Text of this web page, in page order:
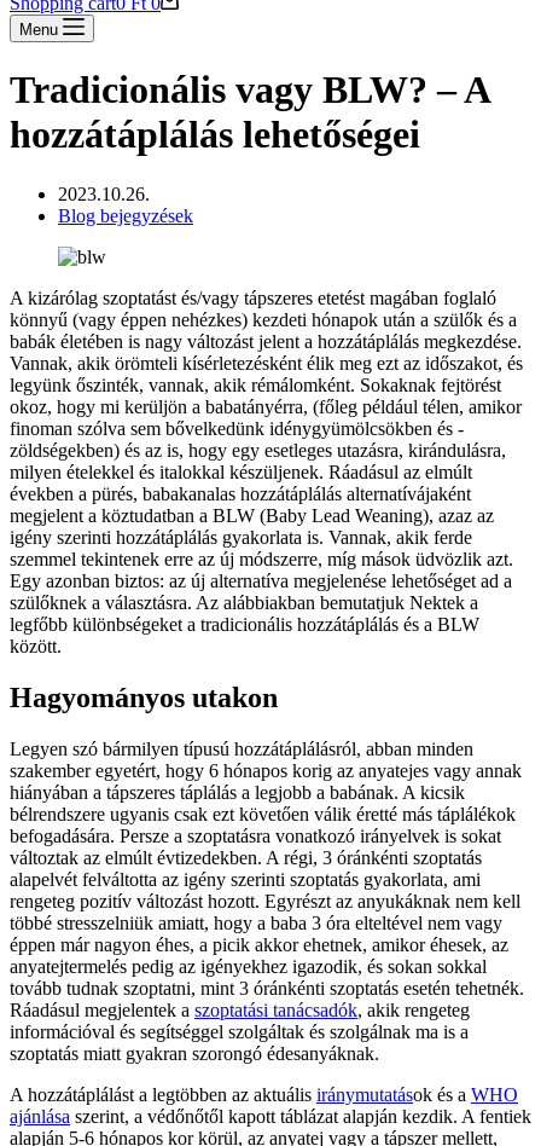
Menu
Tradicionális vagy BLW? – A
hozzátáplálás lehetőségei
2023.10.26.
Blog bejegyzések
A kizárólag szoptatást és/vagy tápszeres etetést magában foglaló
könnyű (vagy éppen nehézkes) kezdeti hónapok után a szülők és a
babák életében is nagy változást jelent a hozzátáplálás megkezdése.
Vannak, akik örömteli kísérletezésként élik meg ezt az időszakot, és
legyünk őszinték, vannak, akik rémálomként. Sokaknak fejtörést
okoz, hogy mi kerüljön a babatányérra, (főleg például télen, amikor
finoman szólva sem bővelkedünk idénygyümölcsökben és -
zöldségekben) és az is, hogy egy esetleges utazásra, kirándulásra,
milyen ételekkel és italokkal készüljenek. Ráadásul az elmúlt
években a pürés, babakanalas hozzátáplálás alternatívájaként
megjelent a köztudatban a BLW (Baby Lead Weaning), azaz az
igény szerinti hozzátáplálás gyakorlata is. Vannak, akik ferde
szemmel tekintenek erre az új módszerre, míg mások üdvözlik azt.
Egy azonban biztos: az új alternatíva megjelenése lehetőséget ad a
szülőknek a választásra. Az alábbiakban bemutatjuk Nektek a
legfőbb különbségeket a tradicionális hozzátáplálás és a BLW
között.
Hagyományos utakon
Legyen szó bármilyen típusú hozzátáplálásról, abban minden
szakember egyetért, hogy 6 hónapos korig az anyatejes vagy annak
hiányában a tápszeres táplálás a legjobb a babának. A kicsik
bélrendszere ugyanis csak ezt követően válik éretté más táplálékok
befogadására. Persze a szoptatásra vonatkozó irányelvek is sokat
változtak az elmúlt évtizedekben. A régi, 3 óránkénti szoptatás
alapelvét felváltotta az igény szerinti szoptatás gyakorlata, ami
rengeteg pozitív változást hozott. Egyrészt az anyukáknak nem kell
többé stresszelniük amiatt, hogy a baba 3 óra elteltével nem vagy
éppen már nagyon éhes, a picik akkor ehetnek, amikor éhesek, az
anyatejtermelés pedig az igényekhez igazodik, és sokan sokkal
tovább tudnak szoptatni, mint 3 óránkénti szoptatás esetén tehetnék.
Ráadásul megjelentek a szoptatási tanácsadók, akik rengeteg
információval és segítséggel szolgáltak és szolgálnak ma is a
szoptatás miatt gyakran szorongó édesanyáknak.
A hozzátáplálást a legtöbben az aktuális iránymutatások és a WHO
ajánlása szerint, a védőnőtől kapott táblázat alapján kezdik. A fentiek
alapján 5-6 hónapos kor körül, az anyatej vagy a tápszer mellett,